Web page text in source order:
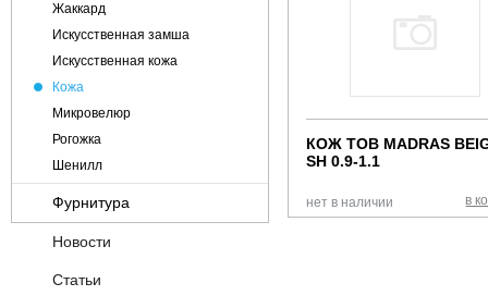
Жаккард
Искусственная замша
Искусственная кожа
Кожа
Микровелюр
Рогожка
Шенилл
Фурнитура
OKE (Германия)
Новости
Статьи
КОЖ ТОВ MADRAS
SH 0.9-1.1
в
нет в наличии